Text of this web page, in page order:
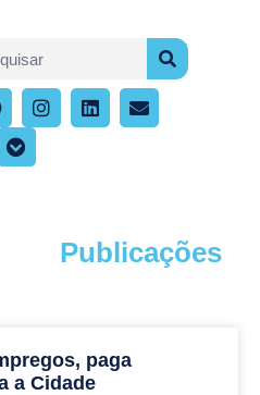
Publicações
paga
a Cidade